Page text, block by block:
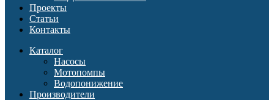
Проекты
Статьи
Контакты
Каталог
Насосы
Мотопомпы
Водопонижение
Производители